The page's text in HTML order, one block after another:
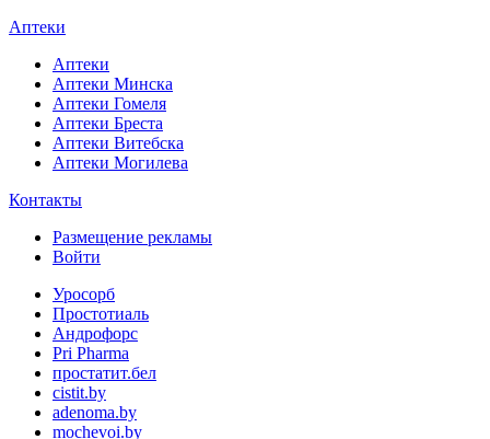
Аптеки
Аптеки
Аптеки Минска
Аптеки Гомеля
Аптеки Бреста
Аптеки Витебска
Аптеки Могилева
Контакты
Размещение рекламы
Войти
Уросорб
Простотиаль
Андрофорс
Pri Pharma
простатит.бел
cistit.by
adenoma.by
mochevoi.by